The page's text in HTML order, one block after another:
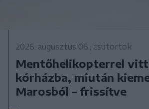
2026. augusztus 06., csütörtök
Mentőhelikopterrel
kórházba, miután
Marosból – frissítve